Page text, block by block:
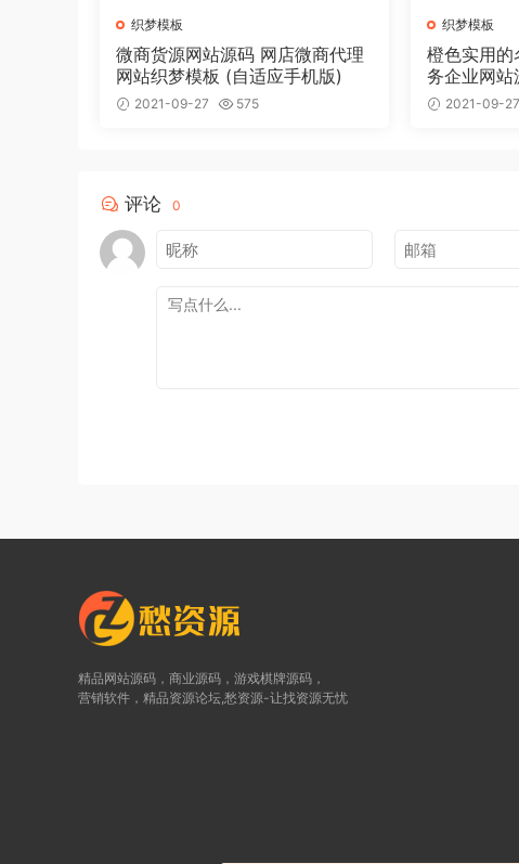
织梦模板
微商货源网站源码 网店微商代理
网站织梦模板 (自适应手机版)
2021-09-27 575
织梦模板
橙色实用的
务企业网站
2021-09-27
评论 0
精品网站源码，商业源码，游戏棋牌源码，
营销软件，精品资源论坛,愁资源-让找资源无忧